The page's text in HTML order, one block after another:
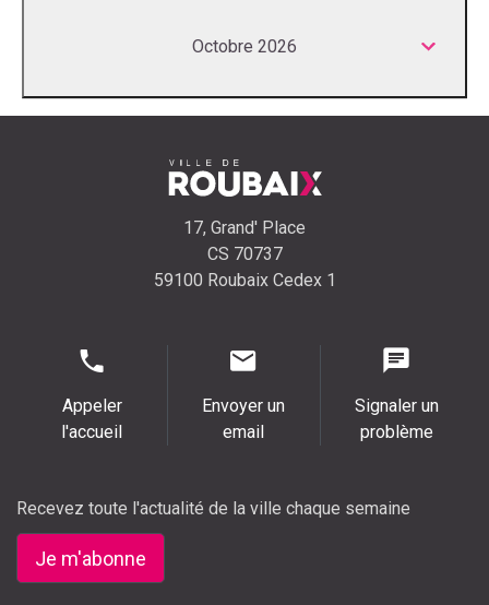
Octobre 2026
17, Grand' Place
CS 70737
59100 Roubaix Cedex 1
Appeler
l'accueil
Envoyer un
email
Signaler un
problème
Recevez toute l'actualité de la ville chaque semaine
Je m'abonne